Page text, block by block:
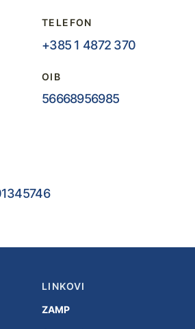
TELEFON
+385 1 4872 370
OIB
56668956985
LINKOVI
ZAMP